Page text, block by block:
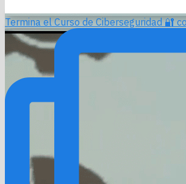
Termina el Curso de Ciberseguridad 🔐